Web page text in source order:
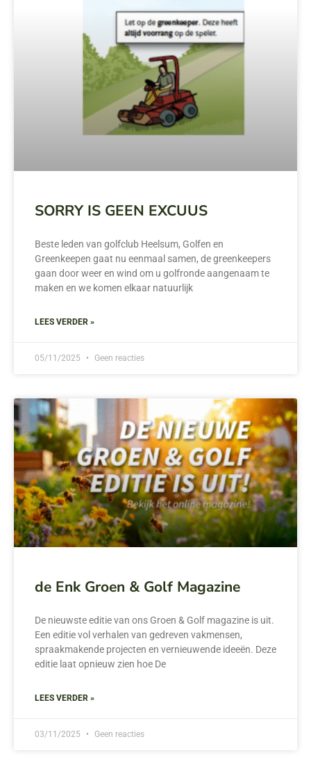
SORRY IS GEEN EXCUUS
Beste leden van golfclub Heelsum, Golfen en
Greenkeepen gaat nu eenmaal samen, de greenkeepers
gaan door weer en wind om u golfronde aangenaam te
maken en we komen elkaar natuurlijk
LEES VERDER »
05/11/2025 Geen reacties
de Enk Groen & Golf Magazine
De nieuwste editie van ons Groen & Golf magazine is uit.
Een editie vol verhalen van gedreven vakmensen,
spraakmakende projecten en vernieuwende ideeën. Deze
editie laat opnieuw zien hoe De
LEES VERDER »
03/11/2025 Geen reacties